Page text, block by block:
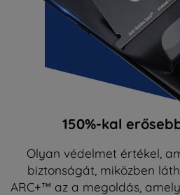
150%-kal
Olyan védelmet értékel,
biztonságát, miközben
ARC+™ az a megoldás,